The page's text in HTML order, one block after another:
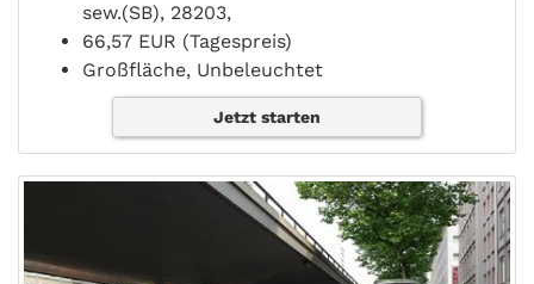
sew.(SB), 28203,
66,57 EUR (Tagespreis)
Großfläche, Unbeleuchtet
Jetzt starten